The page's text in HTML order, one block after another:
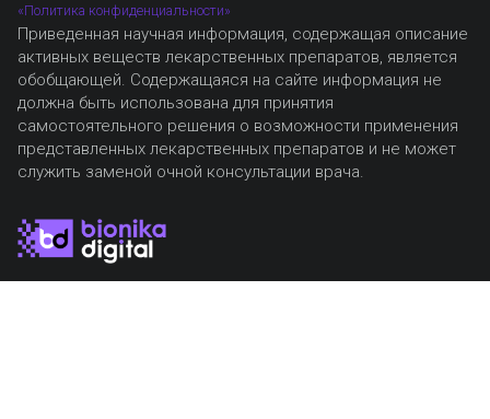
«Политика конфиденциальности»
Приведенная научная информация, содержащая описание
активных веществ лекарственных препаратов, является
обобщающей. Содержащаяся на сайте информация не
должна быть использована для принятия
самостоятельного решения о возможности применения
представленных лекарственных препаратов и не может
служить заменой очной консультации врача.